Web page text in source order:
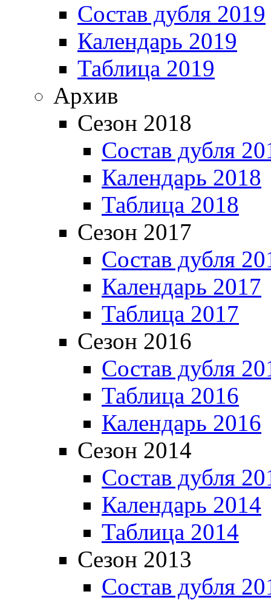
Состав дубля 2019
Календарь 2019
Таблица 2019
Архив
Сезон 2018
Состав дубля
Календарь 2018
Таблица 2018
Сезон 2017
Состав дубля
Календарь 2017
Таблица 2017
Сезон 2016
Состав дубля
Таблица 2016
Календарь 2016
Сезон 2014
Состав дубля
Календарь 2014
Таблица 2014
Сезон 2013
Состав дубля